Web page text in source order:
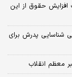
حقوق از این
شناسایی پدرش برای
معظم انقلاب